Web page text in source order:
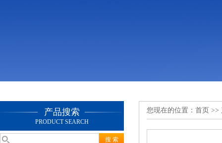
产品搜索
PRODUCT SEARCH
您现在的位置： 首页 >>